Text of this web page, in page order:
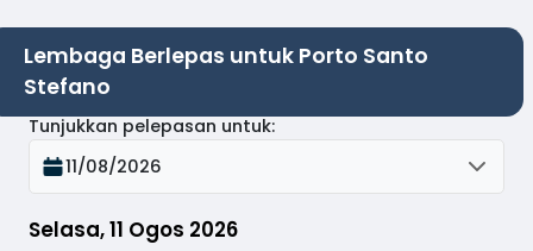
Lembaga Berlepas untuk Porto Santo
Stefano
Selasa, 11 Ogos 2026
Tunjukkan pelepasan untuk:
11/08/2026